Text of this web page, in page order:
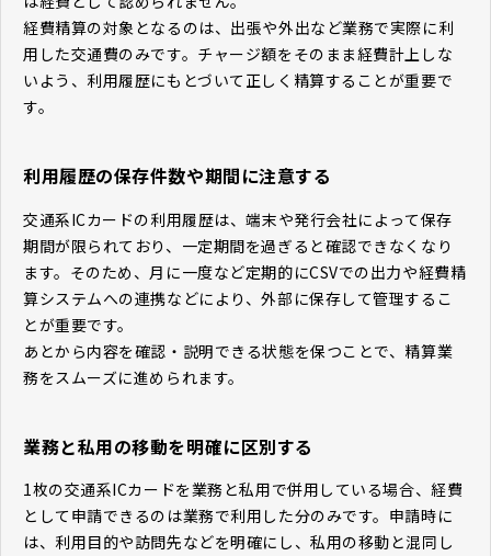
経費精算の対象となるのは、出張や外出など業務で実際に利
用した交通費のみです。チャージ額をそのまま経費計上しな
いよう、利用履歴にもとづいて正しく精算することが重要で
す。
利用履歴の保存件数や期間に注意する
交通系ICカードの利用履歴は、端末や発行会社によって保存
期間が限られており、一定期間を過ぎると確認できなくなり
ます。そのため、月に一度など定期的にCSVでの出力や経費精
算システムへの連携などにより、外部に保存して管理するこ
とが重要です。
あとから内容を確認・説明できる状態を保つことで、精算業
務をスムーズに進められます。
業務と私用の移動を明確に区別する
1枚の交通系ICカードを業務と私用で併用している場合、経費
として申請できるのは業務で利用した分のみです。申請時に
は、利用目的や訪問先などを明確にし、私用の移動と混同し